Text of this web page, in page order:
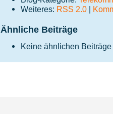
Weiteres: RSS 2.0 |
Ähnliche Beiträge
Keine ähnlichen Beiträge